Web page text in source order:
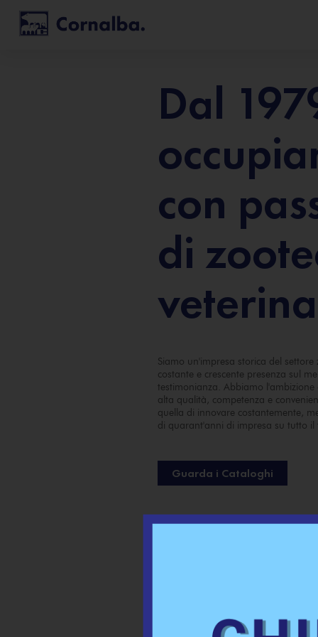
Dal
con
di
Siamo un'impresa storica del
costante e crescente presenza sul
testimonianza. Abbiamo
alta qualità, competenza e
quella di innovare costantemente,
di quarant'anni di impresa su tutto
Guarda i Cataloghi